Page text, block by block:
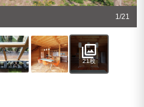
1 /21
21枚